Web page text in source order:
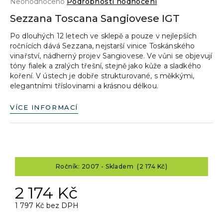
produktu
0,0
z
5
hvězdiček.
Sezzana Toscana Sangiovese IGT
Po dlouhých 12 letech ve sklepě a pouze v nejlepších
ročnících dává Sezzana, nejstarší vinice Toskánského
vinařství, nádherný projev Sangiovese. Ve vůni se objevují
tóny fialek a zralých třešní, stejně jako kůže a sladkého
koření. V ústech je dobře strukturované, s měkkými,
elegantními tříslovinami a krásnou délkou.
VÍCE INFORMACÍ
Ročník: 2007 - Skladem (2 174 Kč)
2 174 Kč
1 797 Kč bez DPH
a
j
í
t
?
HLEDAT
D
o